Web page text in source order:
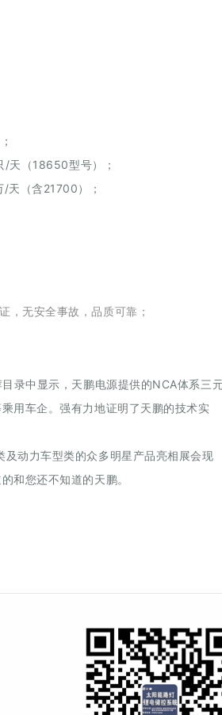
；
（18650型号）；
（含21700）；
，无安全事故，品质可靠；
录中显示，天鹏电源提供的NCA体系三
用车企。强有力地证明了天鹏的技术实
动力车型类的众多明星产品亮相展会现
和您还不知道的天鹏。